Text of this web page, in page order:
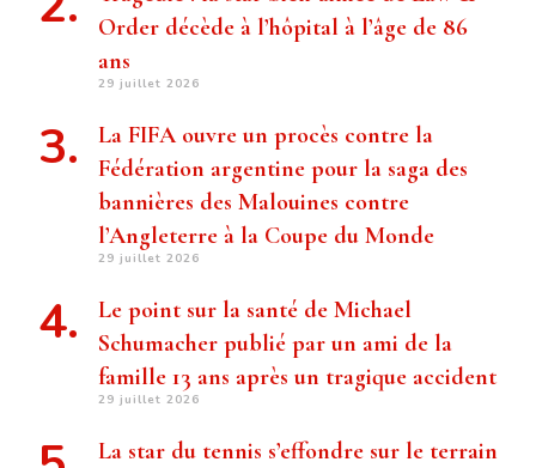
Order décède à l’hôpital à l’âge de 86
ans
29 juillet 2026
La FIFA ouvre un procès contre la
Fédération argentine pour la saga des
bannières des Malouines contre
l’Angleterre à la Coupe du Monde
29 juillet 2026
Le point sur la santé de Michael
Schumacher publié par un ami de la
famille 13 ans après un tragique accident
29 juillet 2026
La star du tennis s’effondre sur le terrain